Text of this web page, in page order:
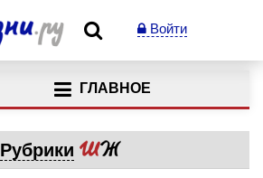
Войти
ГЛАВНОЕ
Рубрики